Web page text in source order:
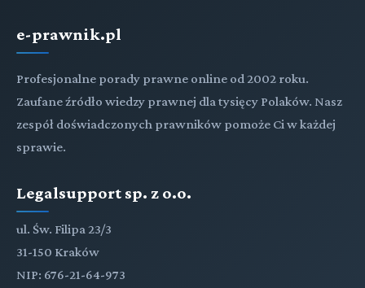
e-prawnik.pl
Profesjonalne porady prawne online od 2002 roku.
Zaufane źródło wiedzy prawnej dla tysięcy Polaków. Nasz
zespół doświadczonych prawników pomoże Ci w każdej
sprawie.
Legalsupport sp. z o.o.
ul. Św. Filipa 23/3
31-150 Kraków
NIP: 676-21-64-973